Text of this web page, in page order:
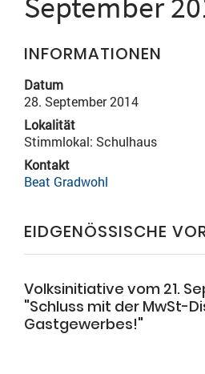
INFORMATIONEN
Datum
28. September 2014
Lokalität
Stimmlokal: Schulhaus
Kontakt
Beat Gradwohl
EIDGENÖSSISCHE
Volksinitiative vom 21.
"Schluss mit der MwSt-
Gastgewerbes!"